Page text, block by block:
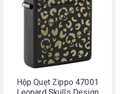
Hộp Quẹt Zippo 47001
Leopard Skulls Design